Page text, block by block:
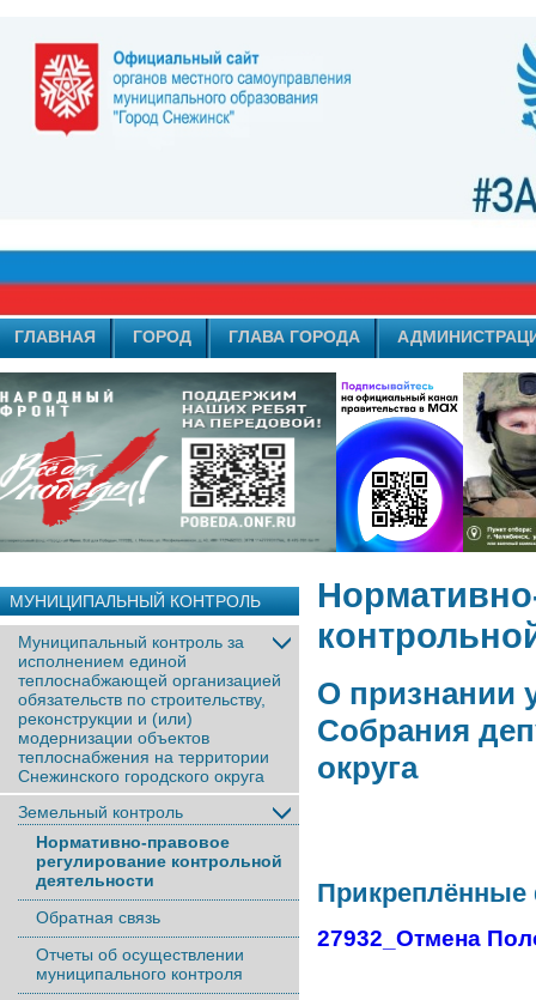
ГЛАВНАЯ ГОРОД ГЛАВА ГОРОДА
МУНИЦИПАЛЬНЫЙ КОНТРОЛЬ
Муниципальный контроль за
исполнением единой
теплоснабжающей организацией
обязательств по строительству,
реконструкции и (или)
модернизации объектов
теплоснабжения на территории
Снежинского городского округа
Земельный контроль
Нормативно-правовое
регулирование контрольной
деятельности
Обратная связь
Отчеты об осуществлении
муниципального контроля
О признании
Собрания
округа
27932_Отмена